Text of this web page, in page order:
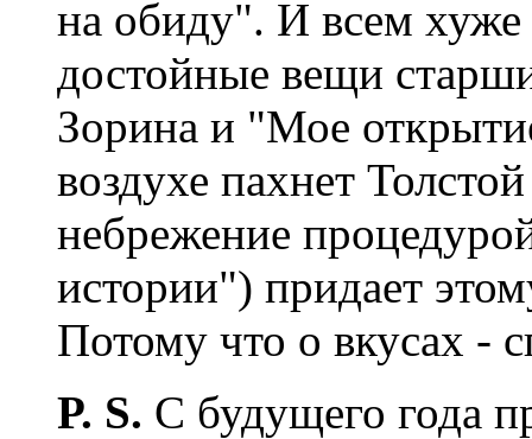
на обиду". И всем хуже
достойные вещи
Зорина и "Мое
воздухе пахнет
небрежение
истории") придает
Потому что о вкусах -
P. S. С будущего года